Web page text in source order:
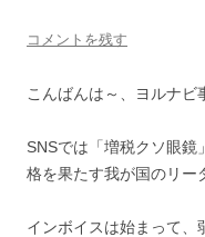
コメントを残す
こんばんは～、ヨルナビ
SNSでは「増税クソ眼
格を果たす我が国のリー
インボイスは始まって、